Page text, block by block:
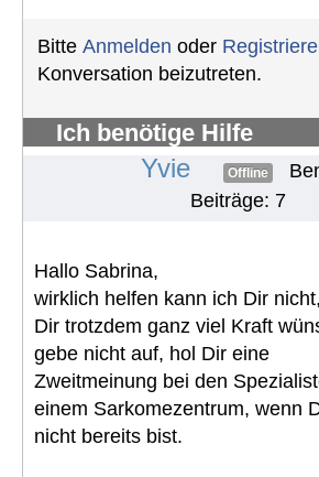
Bitte Anmelden oder
Konversation beizutreten.
Ich benötige Hilfe
Yvie Offline
Beiträge: 7
Hallo Sabrina,
wirklich helfen kann ich Dir
Dir trotzdem ganz viel Kraft
gebe nicht auf, hol Dir eine
Zweitmeinung bei den
einem Sarkomezentrum, wenn
nicht bereits bist.